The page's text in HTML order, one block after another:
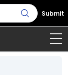
Submit